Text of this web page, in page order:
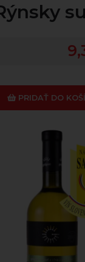
PRIDAŤ DO